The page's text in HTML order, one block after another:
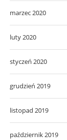
marzec 2020
luty 2020
styczeń 2020
grudzień 2019
listopad 2019
październik 2019